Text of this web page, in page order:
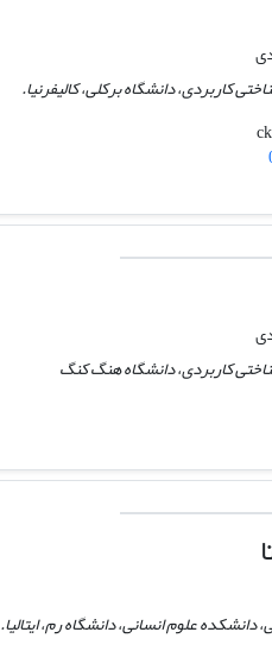
کاربردی، دانشگاه برکلی، کالیفرنیا.
کاربردی، دانشگاه هنگ کنگ
دانشکده علوم انسانی، دانشگاه رم، ایتالیا.